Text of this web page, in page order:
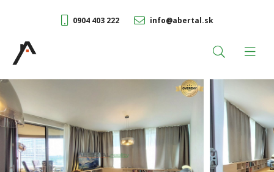
0904 403 222 info@abertal.sk